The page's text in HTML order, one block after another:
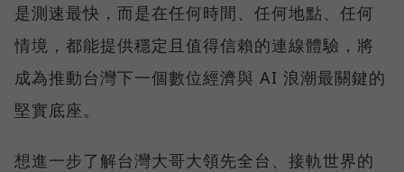
是測速最快，而是在任何時間、任何地點、任何
情境，都能提供穩定且值得信賴的連線體驗，將
成為推動台灣下一個數位經濟與 AI 浪潮最關鍵的
堅實底座。
想進一步了解台灣大哥大領先全台、接軌世界的